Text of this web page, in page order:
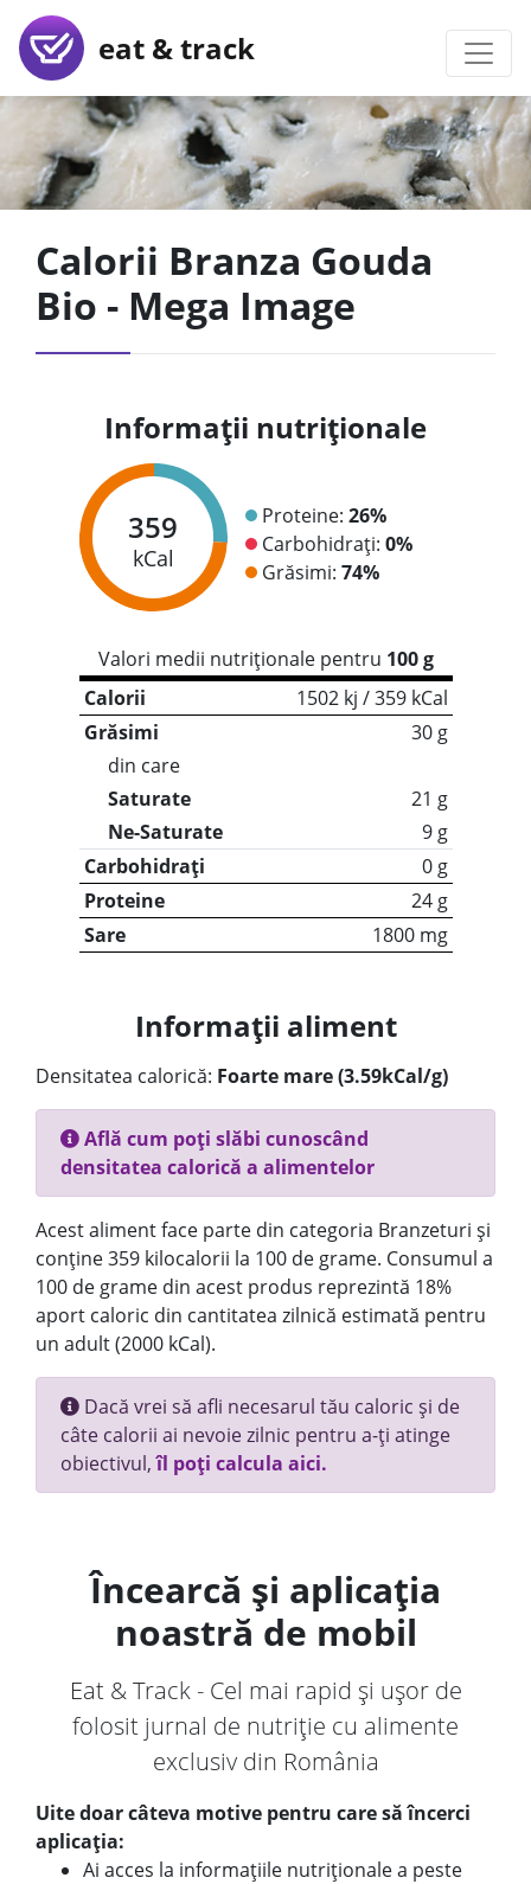
eat & track
Calorii Branza Gouda
Bio - Mega Image
Informații nutriționale
359
kCal
Proteine: 26%
Carbohidrați: 0%
Grăsimi: 74%
Valori medii nutriționale pentru 100 g
Calorii
1502 kj / 359 kCal
Grăsimi
30 g
din care
Saturate
21 g
Ne-Saturate
9 g
Carbohidrați
0 g
Proteine
24 g
Sare
1800 mg
Informații aliment
Densitatea calorică: Foarte mare (3.59kCal/g)
Află cum poți slăbi cunoscând
densitatea calorică a alimentelor
Acest aliment face parte din categoria Branzeturi și
conține 359 kilocalorii la 100 de grame. Consumul a
100 de grame din acest produs reprezintă 18%
aport caloric din cantitatea zilnică estimată pentru
un adult (2000 kCal).
Dacă vrei să afli necesarul tău caloric și de
câte calorii ai nevoie zilnic pentru a-ți atinge
obiectivul,îl poți calcula aici.
Încearcă și aplicația
noastră de mobil
Eat & Track - Cel mai rapid și ușor de
folosit jurnal de nutriție cu alimente
exclusiv din România
Uite doar câteva motive pentru care să încerci
aplicația:
Ai acces la informațiile nutriționale a peste